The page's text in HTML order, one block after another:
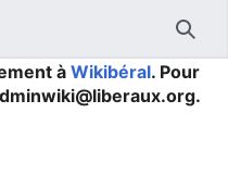
à Wikibéral. Pour